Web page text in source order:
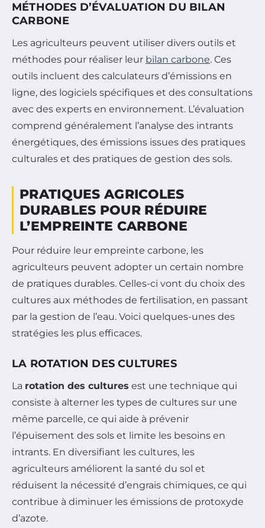
MÉTHODES D’ÉVALUATION DU BILAN
CARBONE
Les agriculteurs peuvent utiliser divers outils et
méthodes pour réaliser leur bilan carbone. Ces
outils incluent des calculateurs d’émissions en
ligne, des logiciels spécifiques et des consultations
avec des experts en environnement. L’évaluation
comprend généralement l’analyse des intrants
énergétiques, des émissions issues des pratiques
culturales et des pratiques de gestion des sols.
PRATIQUES AGRICOLES
DURABLES POUR RÉDUIRE
L’EMPREINTE CARBONE
Pour réduire leur empreinte carbone, les
agriculteurs peuvent adopter un certain nombre
de pratiques durables. Celles-ci vont du choix des
cultures aux méthodes de fertilisation, en passant
par la gestion de l’eau. Voici quelques-unes des
stratégies les plus efficaces.
LA ROTATION DES CULTURES
La rotation des cultures est une technique qui
consiste à alterner les types de cultures sur une
même parcelle, ce qui aide à prévenir
l’épuisement des sols et limite les besoins en
intrants. En diversifiant les cultures, les
agriculteurs améliorent la santé du sol et
réduisent la nécessité d’engrais chimiques, ce qui
contribue à diminuer les émissions de protoxyde
d’azote.